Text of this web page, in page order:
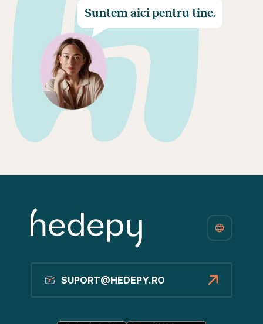
Suntem aici pentru tine.
SUPORT@HEDEPY.RO